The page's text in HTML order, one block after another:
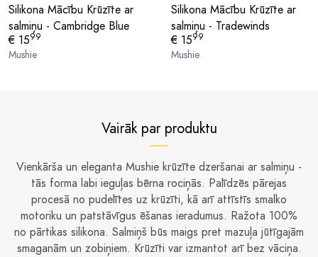
Silikona Mācību Krūzīte ar
salmiņu - Cambridge Blue
€ 1599
Mushie
Silikona Mācību Krūzīte ar
salmiņu - Tradewinds
€ 1599
Mushie
Vairāk par produktu
Vienkārša un eleganta Mushie krūzīte dzeršanai ar salmiņu -
tās forma labi ieguļas bērna rociņās. Palīdzēs pārejas
procesā no pudelītes uz krūzīti, kā arī attīstīs smalko
motoriku un patstāvīgus ēšanas ieradumus. Ražota 100%
no pārtikas silikona. Salmiņš būs maigs pret mazuļa jūtīgajām
smaganām un zobiņiem. Krūzīti var izmantot arī bez vāciņa.